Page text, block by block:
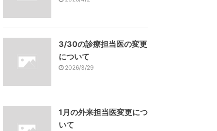
3/30の診療担当医の変更
について
2026/3/29
1月の外来担当医変更につ
いて